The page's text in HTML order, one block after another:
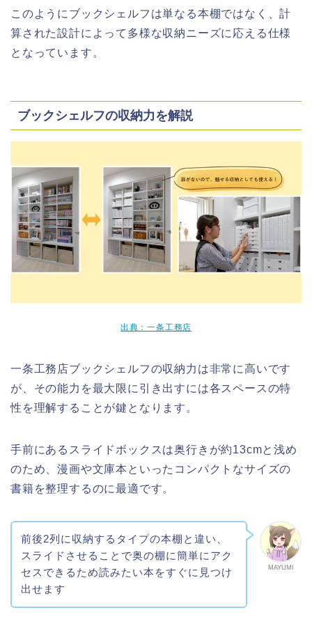
このようにブックシェルフは単なる本棚ではなく、計
算された設計によって多様な収納ニーズに応える仕様
となっています。
ブックシェルフの収納力を解説
出典：一条工務店
一条工務店ブックシェルフの収納力は非常に高いです
が、その能力を最大限に引き出すには各スペースの特
性を理解することが鍵となります。
手前にあるスライドボックスは奥行きが約13cmと浅め
のため、漫画や文庫本といったコンパクトなサイズの
書籍を整理するのに最適です。
MAYUMI
前後2列に収納するタイプの本棚と違い、
スライドさせることで奥の棚に簡単にアク
セスできるため読みたい本をすぐに見つけ
出せます